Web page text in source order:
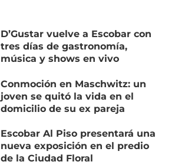
D’Gustar vuelve a Escobar con
tres días de gastronomía,
música y shows en vivo
Conmoción en Maschwitz: un
joven se quitó la vida en el
domicilio de su ex pareja
Escobar Al Piso presentará una
nueva exposición en el predio
de la Ciudad Floral